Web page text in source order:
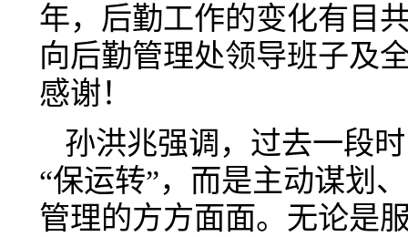
年，后勤工作的变化有目
向后勤管理处领导班子及
感谢！
孙洪兆强调，过去一段
“保运转”，而是主动谋划
管理的方方面面。无论是